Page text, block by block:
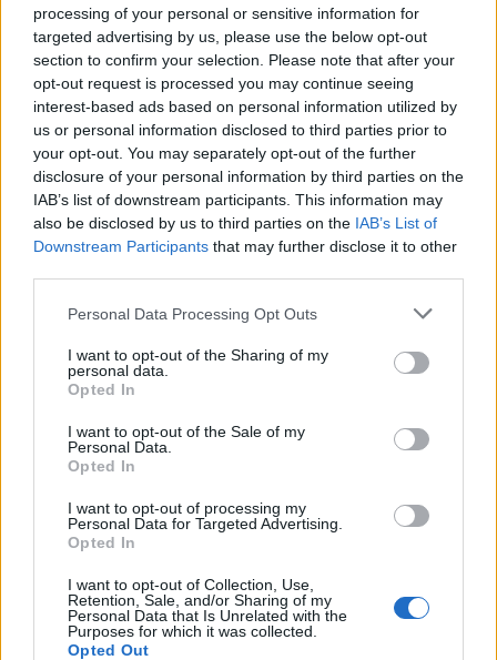
processing of your personal or sensitive information for
targeted advertising by us, please use the below opt-out
section to confirm your selection. Please note that after your
opt-out request is processed you may continue seeing
interest-based ads based on personal information utilized by
us or personal information disclosed to third parties prior to
your opt-out. You may separately opt-out of the further
disclosure of your personal information by third parties on the
IAB’s list of downstream participants. This information may
also be disclosed by us to third parties on the IAB’s List of
Downstream Participants that may further disclose it to other
Please note that this website/app uses one or more Google
not limited to your visit or usage behaviour. You may click to
grant or deny consent to Google and its third-party tags to
use your data for below specified purposes in below Google
consent section.
Personal Data Processing Opt Outs
I want to opt-out of the Sharing of my
personal data.
Opted In
I want to opt-out of the Sale of my
Personal Data.
Opted In
I want to opt-out of processing my
Personal Data for Targeted Advertising.
Opted In
I want to opt-out of Collection, Use,
Retention, Sale, and/or Sharing of my
Personal Data that Is Unrelated with the
Purposes for which it was collected.
Opted Out
La Fifa renonce à l’ouverture aux investisseurs privés
Thomas Lefevre · 1 Août 2026
Nom
Kinza Babylon Staked BTC
Stride Staked Injective
(FIBO)
EquityPay